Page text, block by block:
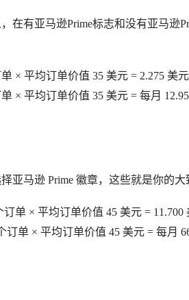
在有亚马逊Prime标志和没有亚马逊
× 平均订单价值 35 美元 = 2.275 美元
× 平均订单价值 35 美元 = 每月
亚马逊 Prime 徽章，这些就是你的大
单 × 平均订单价值 45 美元 = 11.700
订单 × 平均订单价值 45 美元 = 每月